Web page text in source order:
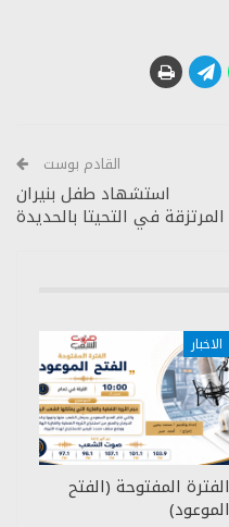
القادم بوست
استشهاد طفل بنيران
المرتزقة في التحيتا بالحديدة
الاخبار
الفترة المفتوحة (الفتح
الموعود)